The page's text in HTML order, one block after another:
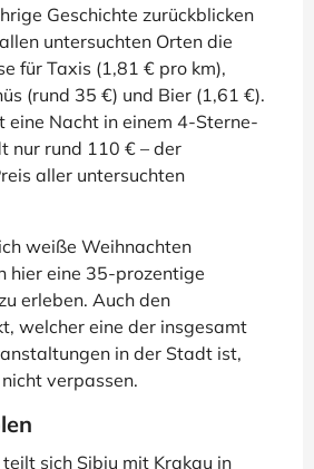
Geschichte zurückblicken
untersuchten Orten die
für Taxis (1,81 € pro km),
(rund 35 €) und Bier (1,61 €).
eine Nacht in einem 4-Sterne-
nur rund 110 € – der
aller untersuchten
weiße Weihnachten
hier eine 35-prozentige
erleben. Auch den
welcher eine der insgesamt
in der Stadt ist,
verpassen.
sich Sibiu mit Krakau in